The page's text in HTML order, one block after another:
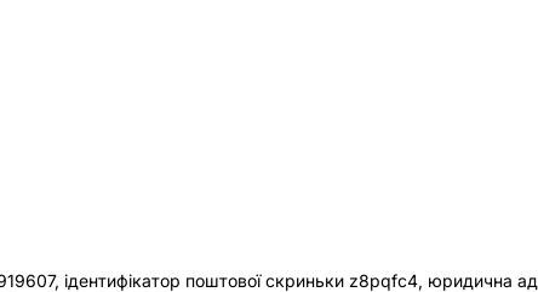
ідентифікатор поштової скриньки z8pqfc4, юридична